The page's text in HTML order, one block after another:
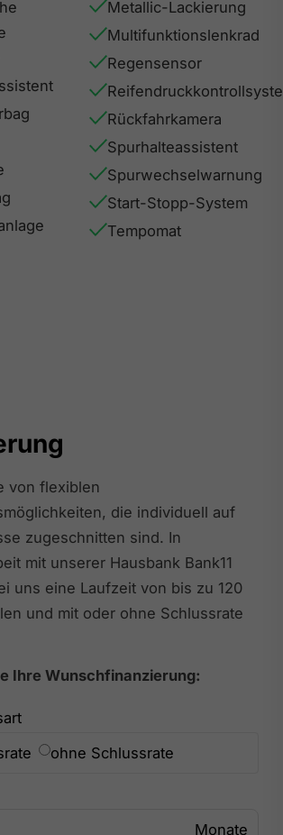
Metallic-Lackierung
Multifunktionslenkrad
Regensensor
Rückfahrkamera
Spurhalteassistent
Spurwechselwarnung
Start-Stopp-System
Tempomat
von flexiblen
die individuell auf
zugeschnitten sind. In
mit unserer Hausbank Bank11
uns eine Laufzeit von bis zu 120
und mit oder ohne Schlussrate
Ihre Wunschfinanzierung:
ohne Schlussrate